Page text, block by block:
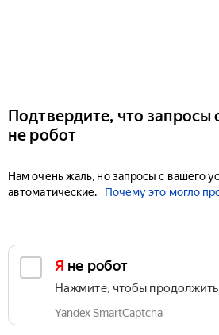
Подтвердите, что запросы
не робот
Нам очень жаль, но запросы с вашего
автоматические.
Почему это могло
Я не робот
Нажмите, чтобы продолжить
Yandex SmartCaptcha